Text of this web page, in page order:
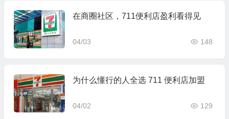
在商圈社区，711便利店盈利看得见
04/03 148
为什么懂行的人全选 711 便利店加盟
04/02 129